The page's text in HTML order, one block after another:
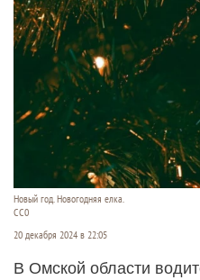
Новый год. Новогодняя елка.
СС0
20 декабря 2024 в 22:05
В Омской области